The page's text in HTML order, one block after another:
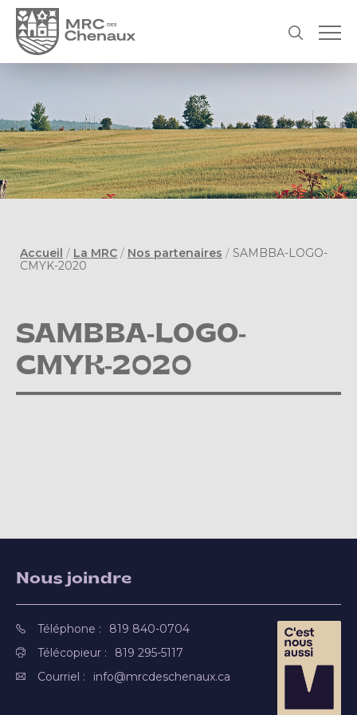
Accueil / La MRC / Nos partenaires / SAMBBA-LOGO-
CMYK-2020
SAMBBA-LOGO-
CMYK-2020
Nous joindre
Téléphone :
819 840-0704
Télécopieur :
819 295-5117
Courriel :
info@mrcdeschenaux.ca